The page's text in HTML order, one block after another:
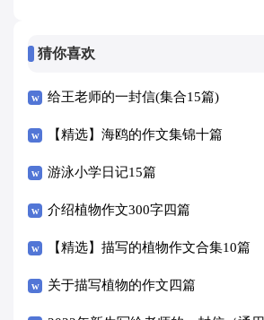
猜你喜欢
给王老师的一封信(集合15篇)
【精选】海鸥的作文集锦十篇
游泳小学日记15篇
介绍植物作文300字四篇
【精选】描写的植物作文合集10篇
关于描写植物的作文四篇